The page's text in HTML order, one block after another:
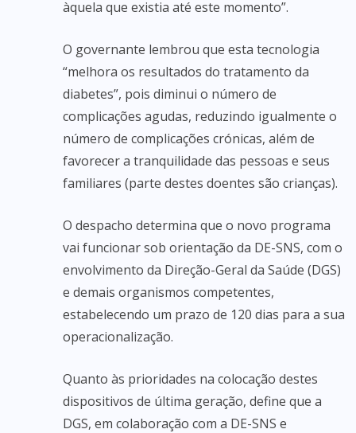
àquela que existia até este momento”.
O governante lembrou que esta tecnologia
“melhora os resultados do tratamento da
diabetes”, pois diminui o número de
complicações agudas, reduzindo igualmente o
número de complicações crónicas, além de
favorecer a tranquilidade das pessoas e seus
familiares (parte destes doentes são crianças).
O despacho determina que o novo programa
vai funcionar sob orientação da DE-SNS, com o
envolvimento da Direção-Geral da Saúde (DGS)
e demais organismos competentes,
estabelecendo um prazo de 120 dias para a sua
operacionalização.
Quanto às prioridades na colocação destes
dispositivos de última geração, define que a
DGS, em colaboração com a DE-SNS e